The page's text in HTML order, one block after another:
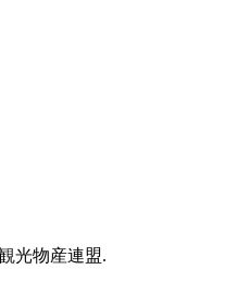
光物産連盟.